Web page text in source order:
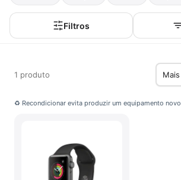
Filtros
1 produto
♻ Recondicionar evita produzir um equipamento novo